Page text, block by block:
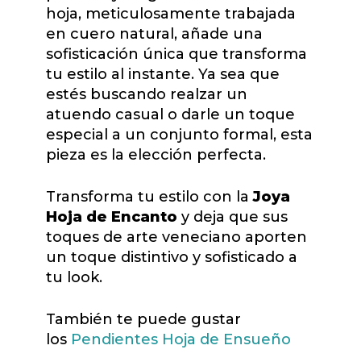
hoja, meticulosamente trabajada
en cuero natural, añade una
sofisticación única que transforma
tu estilo al instante. Ya sea que
estés buscando realzar un
atuendo casual o darle un toque
especial a un conjunto formal, esta
pieza es la elección perfecta.
Transforma tu estilo con laJoya
Hoja de Encanto y deja que sus
toques de arte veneciano aporten
un toque distintivo y sofisticado a
tu look.
También te puede gustar
los Pendientes Hoja de Ensueño